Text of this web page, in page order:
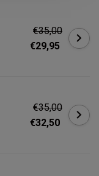
€35,00
€29,95
€35,00
€32,50